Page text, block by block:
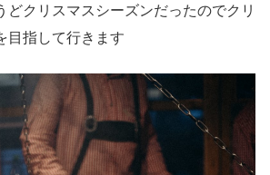
どクリスマスシーズンだったのでクリ
目指して行きます